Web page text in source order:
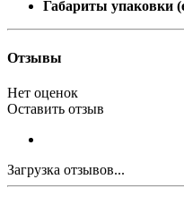
Габариты упаковки
Отзывы
Нет оценок
Оставить отзыв
Загрузка отзывов...